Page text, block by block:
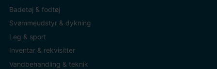
Badetøj & fodtøj
Svømmeudstyr & dykning
Leg & sport
Inventar & rekvisitter
Vandbehandling & teknik